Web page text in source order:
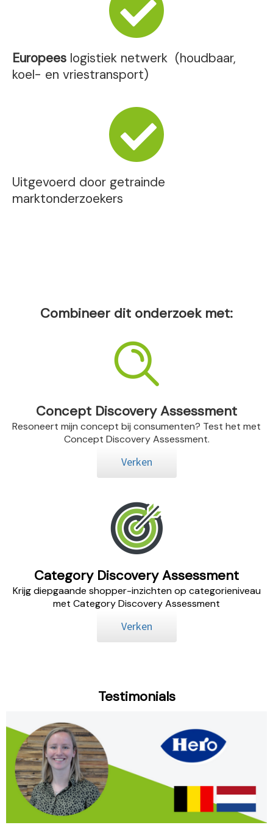
Europees logistiek netwerk (houdbaar,
koel- en vriestransport)
Uitgevoerd door getrainde
marktonderzoekers
Combineer dit onderzoek met:
Concept Discovery Assessment
Resoneert mijn concept bij consumenten? Test het met
Concept Discovery Assessment.
Verken
Category Discovery Assessment
Krijg diepgaande shopper-inzichten op categorieniveau
met Category Discovery Assessment
Verken
Testimonials